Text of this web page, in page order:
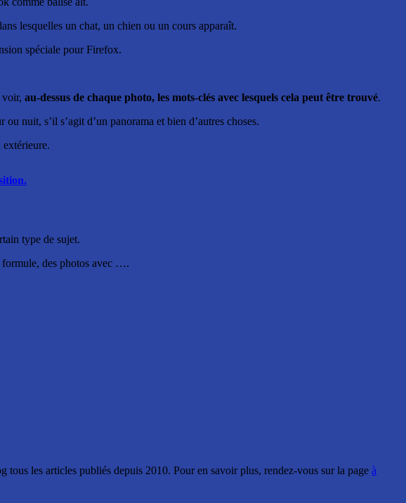
lesquelles un chat, un chien ou un cours apparaît.
spéciale pour Firefox.
voir, au-dessus de chaque photo, les mots-clés avec lesquels cela peut être trouvé.
nuit, s’il s’agit d’un panorama et bien d’autres choses.
extérieure.
type de sujet.
formule, des photos avec ….
les articles publiés depuis 2010. Pour en savoir plus, rendez-vous sur la page à